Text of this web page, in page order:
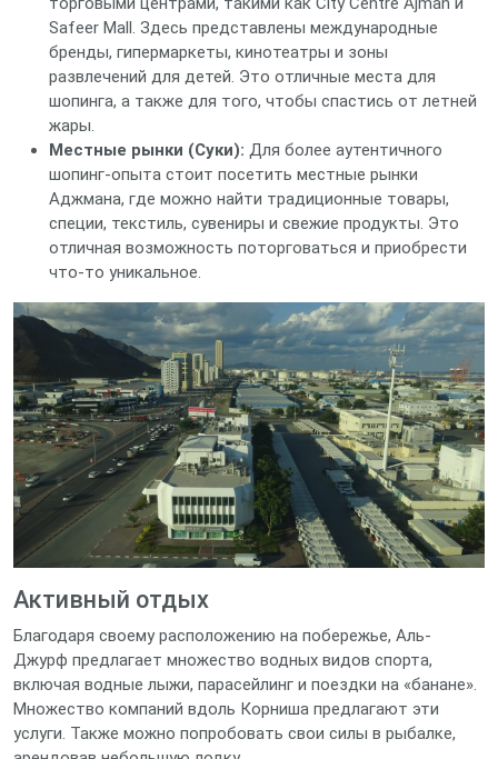
Safeer Mall. Здесь представлены международные
бренды, гипермаркеты, кинотеатры и зоны
развлечений для детей. Это отличные места для
шопинга, а также для того, чтобы спастись от летней
жары.
Местные рынки (Суки): Для более аутентичного
шопинг-опыта стоит посетить местные рынки
Аджмана, где можно найти традиционные товары,
специи, текстиль, сувениры и свежие продукты. Это
отличная возможность поторговаться и приобрести
что-то уникальное.
Активный отдых
Благодаря своему расположению на побережье, Аль-
Джурф предлагает множество водных видов спорта,
включая водные лыжи, парасейлинг и поездки на «банане».
Множество компаний вдоль Корниша предлагают эти
услуги. Также можно попробовать свои силы в рыбалке,